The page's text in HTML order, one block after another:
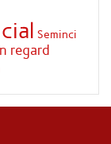
Seminci
regard